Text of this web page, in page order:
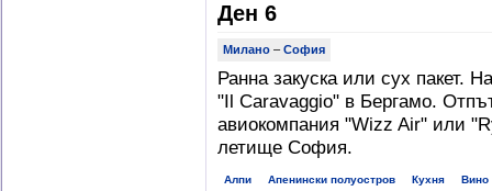
Ден 6
Милано – София
Ранна закуска или сух пакет.
"Il Caravaggio" в Бергамо.
авиокомпания "Wizz Air" или
летище София.
Алпи Апенински полуостров Кухня Вино